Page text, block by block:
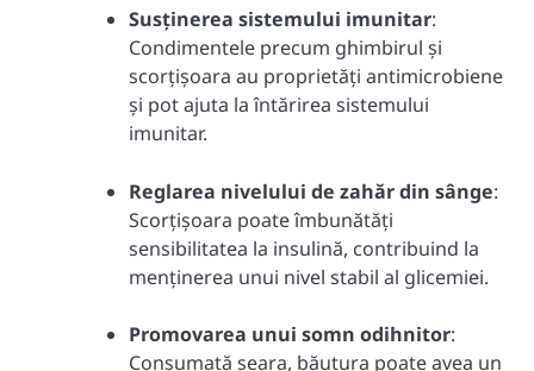
Susținerea sistemului imunitar:
Condimentele precum ghimbirul și
scorțișoara au proprietăți antimicrobiene
și pot ajuta la întărirea sistemului
imunitar.
Reglarea nivelului de zahăr din sânge:
Scorțișoara poate îmbunătăți
sensibilitatea la insulină, contribuind la
menținerea unui nivel stabil al glicemiei.
Promovarea unui somn odihnitor:
Consumată seara, băutura poate avea un